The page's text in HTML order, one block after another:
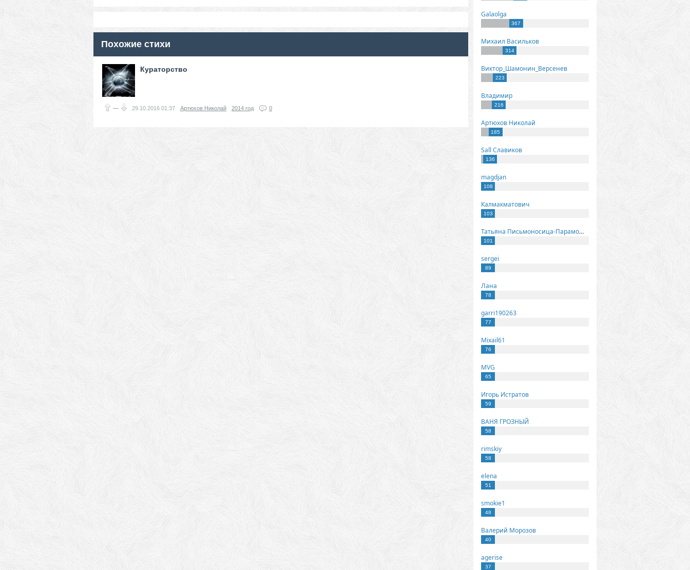
Похожие стихи
Кураторство
— 29.10.2016 01:37 Артюхов Николай 2014 год 0
Galaolga
367
Михаил Васильков
314
Виктор_Шамонин_Версенев
223
Владимир
216
Артюхов Николай
185
Sall Славиков
136
magdjan
108
Калмакматович
103
Татьяна Письмоносица-Парамонова
101
sergei
89
Лана
78
garri190263
77
Mixail61
76
MVG
65
Игорь Истратов
59
ВАНЯ ГРОЗНЫЙ
58
rimskiy
58
elena
51
smokie1
48
Валерий Морозов
40
agerise
37